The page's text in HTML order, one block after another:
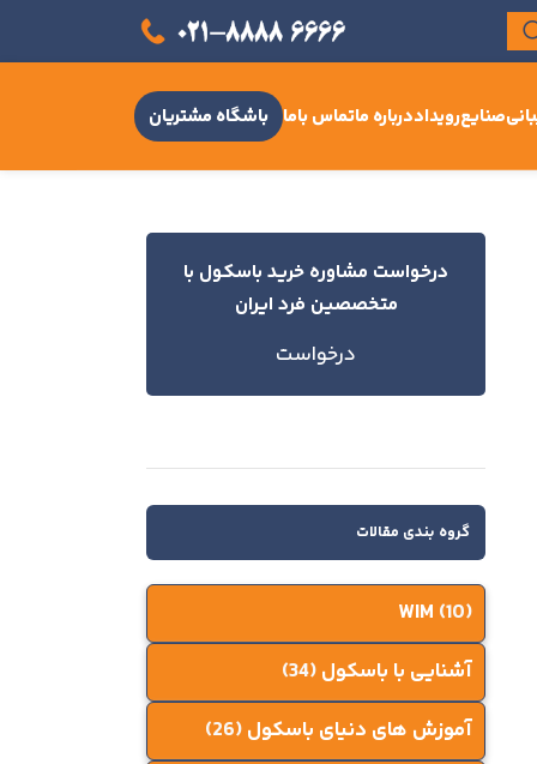
صنایعرویداددرباره ماتماس باما باشگاه مشتریان
درخواست مشاوره خرید باسکول با
متخصصین فرد ایران
درخواست
گروه بندی مقالات
WIM (10)
آشنایی با باسکول(34)
آموزش های دنیای باسکول(26)